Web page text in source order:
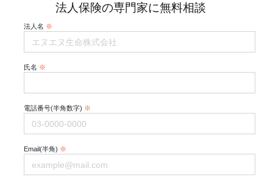
法人保険の専門家に無料相談